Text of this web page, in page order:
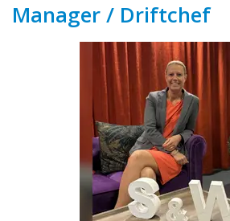
Manager / Driftchef